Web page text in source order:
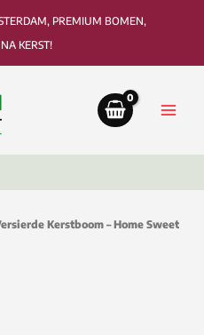
PREMIUM BOMEN,
KERST!
Kerstboom – Home Sweet